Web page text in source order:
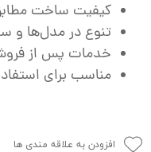
کیفیت ساخت مطابق
تنوع در مدل‌ها و
خدمات پس از فروش
مناسب برای
افزودن به علاقه مندی ها